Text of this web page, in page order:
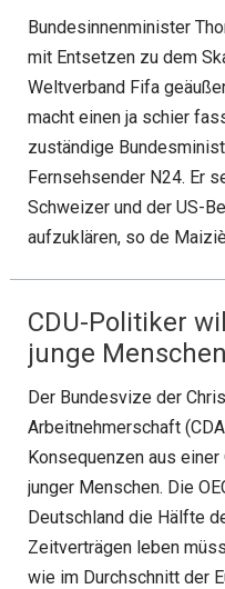
Bundesinnenminister
mit Entsetzen zu dem
Weltverband Fifa
macht einen ja schier
zuständige
Fernsehsender N24. Er
Schweizer und der US-
aufzuklären, so de
CDU-Politiker
junge
Der Bundesvize der
Arbeitnehmerschaft
Konsequenzen aus
junger Menschen. Die
Deutschland die Hälfte
Zeitverträgen leben
wie im Durchschnitt der